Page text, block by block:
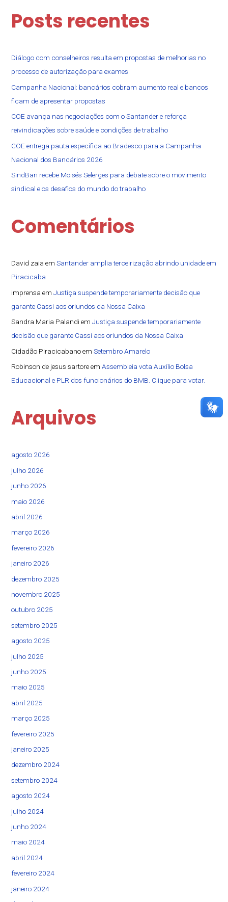
Posts recentes
Diálogo com conselheiros resulta em propostas de melhorias no
processo de autorização para exames
Campanha Nacional: bancários cobram aumento real e bancos
ficam de apresentar propostas
COE avança nas negociações com o Santander e reforça
reivindicações sobre saúde e condições de trabalho
COE entrega pauta específica ao Bradesco para a Campanha
Nacional dos Bancários 2026
SindBan recebe Moisés Selerges para debate sobre o movimento
sindical e os desafios do mundo do trabalho
Comentários
David zaia emSantander amplia terceirização abrindo unidade em
Piracicaba
imprensa emJustiça suspende temporariamente decisão que
garante Cassi aos oriundos da Nossa Caixa
Sandra Maria Palandi emJustiça suspende temporariamente
decisão que garante Cassi aos oriundos da Nossa Caixa
Cidadão PiracicabanoemSetembro Amarelo
Robinson de jesus sartoreemAssembleia vota Auxílio Bolsa
Educacional e PLR dos funcionários do BMB. Clique para votar.
Arquivos
agosto 2026
julho 2026
junho 2026
maio 2026
abril 2026
março 2026
fevereiro 2026
janeiro 2026
dezembro 2025
novembro 2025
outubro 2025
setembro 2025
agosto 2025
julho 2025
junho 2025
maio 2025
abril 2025
março 2025
fevereiro 2025
janeiro 2025
dezembro 2024
setembro 2024
agosto 2024
julho 2024
junho 2024
maio 2024
abril 2024
fevereiro 2024
janeiro 2024